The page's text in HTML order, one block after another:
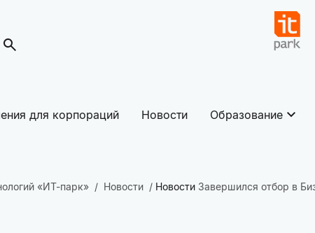
для корпораций Новости Образование
«ИТ-парк» Новости Новости Завершился отбор в